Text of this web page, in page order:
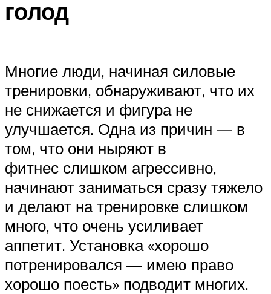
голод
Многие люди, начиная силовые
тренировки, обнаруживают, что их
не снижается и фигура не
улучшается. Одна из причин — в
том, что они ныряют в
фитнес слишком агрессивно,
начинают заниматься сразу тяжело
и делают на тренировке слишком
много, что очень усиливает
аппетит. Установка «хорошо
потренировался — имею право
хорошо поесть» подводит многих.